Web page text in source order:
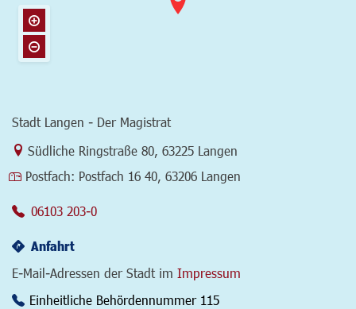
Stadt Langen - Der Magistrat
Link zur Google-Maps Navigation
Südliche Ringstraße 80 63225 Langen
Postfach: Postfach 16 40, 63206 Langen
06103 203-0
Anfahrt
E-Mail-Adressen der Stadt im Impressum
Einheitliche Behördennummer 115